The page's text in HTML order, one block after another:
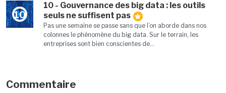
10
10 - Gouvernance des big data : les outils
seuls ne suffisent pas
Pas une semaine se passe sans que l’on aborde dans nos
colonnes le phénomène du big data. Sur le terrain, les
entreprises sont bien conscientes de...
Commentaire